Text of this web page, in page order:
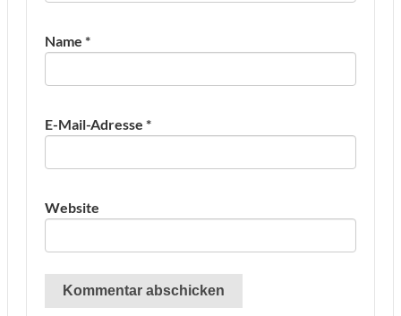
Name *
E-Mail-Adresse *
Website